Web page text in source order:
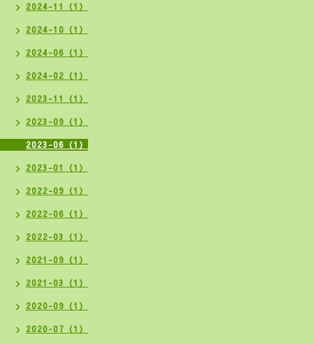
2024-11（1）
2024-10（1）
2024-06（1）
2024-02（1）
2023-11（1）
2023-09（1）
2023-06（1）
2023-01（1）
2022-09（1）
2022-06（1）
2022-03（1）
2021-09（1）
2021-03（1）
2020-09（1）
2020-07（1）